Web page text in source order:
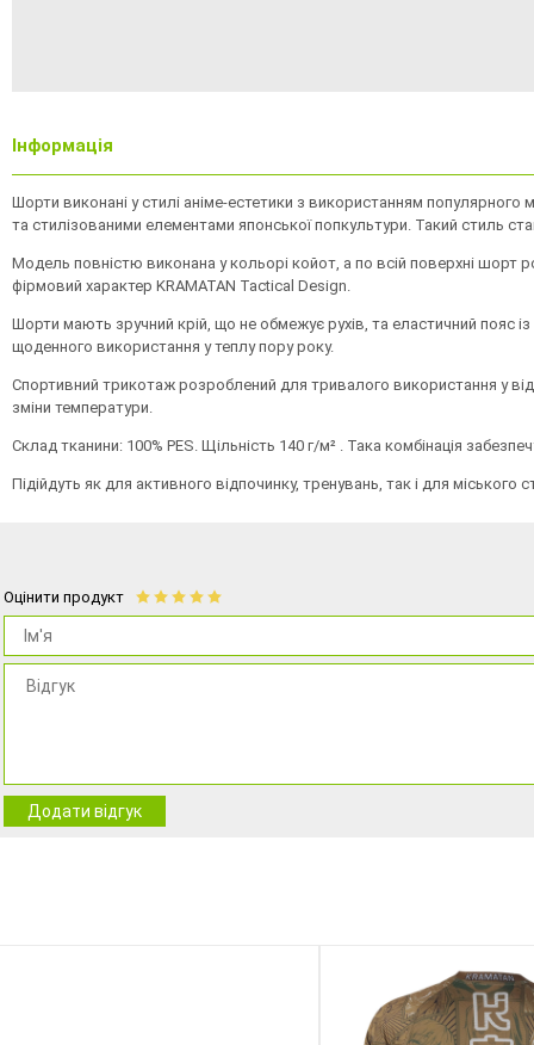
Інформація
Шорти виконані у стилі аніме-естетики з використанням
та стилізованими елементами японської попкультури. Такий стиль
Модель повністю виконана у кольорі койот, а по всій поверхні шорт
фірмовий характер KRAMATAN Tactical Design.
Шорти мають зручний крій, що не обмежує рухів, та еластичний пояс
щоденного використання у теплу пору року.
Спортивний трикотаж розроблений для тривалого використання у
зміни температури.
Склад тканини: 100% PES. Щільність 140 г/м² . Така комбінація
Підійдуть як для активного відпочинку, тренувань, так і для
Оцінити продукт
Додати відгук